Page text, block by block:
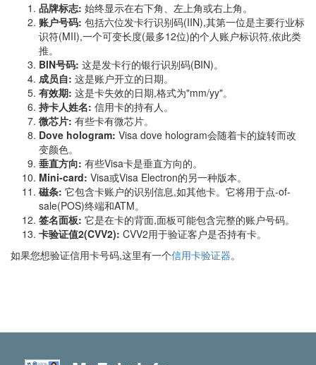
品牌标志: 始终显示在右下角、左上角或右上角。
账户号码: 包括六位发卡行识别码(IIN),其第一位是主要行业标
识符(MII),一个可变长度(最多12位)的个人账户标识符,依此类
推。
BIN号码: 这是发卡行的银行识别码(BIN)。
成员自: 这是账户开立的日期。
有效期: 这是卡失效的日期,格式为"mm/yy"。
持卡人姓名: 信用卡的持有人。
微芯片: 有些卡有微芯片。
Dove hologram: Visa dove hologram会随着卡的旋转而改
变颜色。
垂直方向: 有些Visa卡是垂直方向的。
Mini-card: Visa或Visa Electron的另一种版本。
磁条: 它包含卡账户的识别信息,如其他卡。它将用于点-of-
sale(POS)终端和ATM。
签名面板: 它是在卡的背面,面板可能包含完整的账户号码。
卡验证值2(CVV2): CVV2用于验证客户是否持有卡。
如果您想验证信用卡号码,这里有一个信用卡验证器。